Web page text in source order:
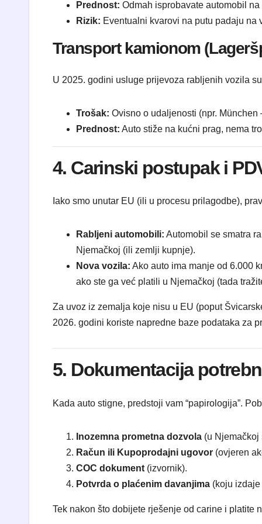
Prednost: Odmah isprobavate automobil na
Rizik: Eventualni kvarovi na putu padaju na
Transport kamionom
U 2025. godini usluge prijevoza rabljenih vozila
Trošak: Ovisno o udaljenosti (npr.
Prednost: Auto stiže na kućni prag, nema
4. Carinski postupak i
Iako smo unutar EU (ili u procesu prilagodbe),
Rabljeni automobili: Automobil se smatra
Njemačkoj (ili zemlji kupnje).
Nova vozila: Ako auto ima manje od 6.000
ako ste ga već platili u Njemačkoj (tada
Za uvoz iz zemalja koje nisu u EU (poput
2026. godini koriste napredne baze podataka za
5. Dokumentacija
Kada auto stigne, predstoji vam “papirologija”.
Inozemna prometna dozvola (u
Račun ili Kupoprodajni ugovor (ovjeren
COC dokument (izvornik).
Potvrda o plaćenim davanjima (koju
Tek nakon što dobijete rješenje od carine i platite